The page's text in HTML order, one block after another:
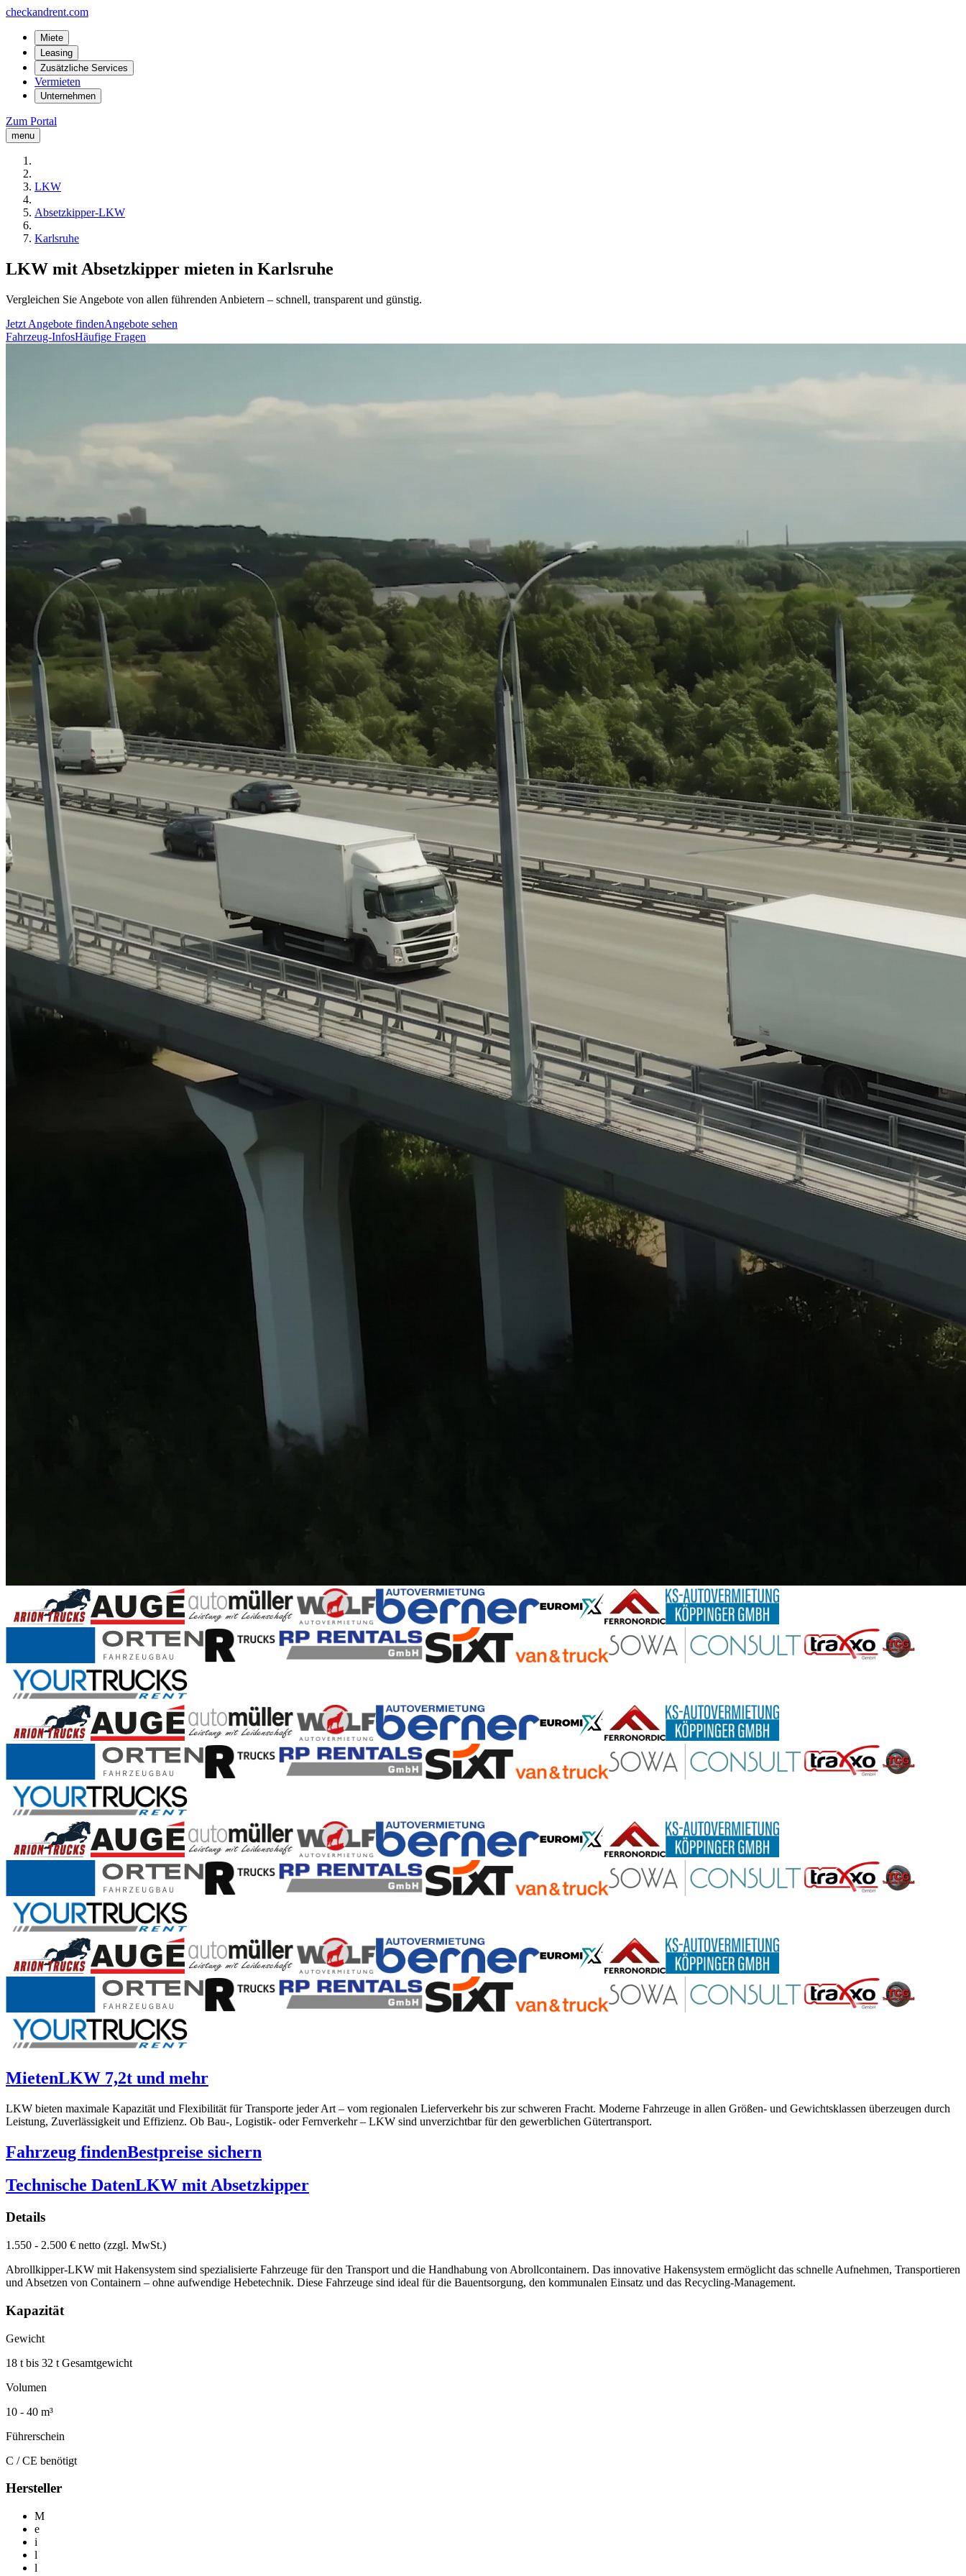
checkandrent.com
Miete
Leasing
Zusätzliche Services
Vermieten
Unternehmen
Zum Portal
menu
LKW
Absetzkipper-LKW
Karlsruhe
LKW mit Absetzkipper mieten in Karlsruhe
Vergleichen Sie Angebote von allen führenden Anbietern – schnell, transparent und günstig.
Jetzt Angebote findenAngebote sehen
Fahrzeug-InfosHäufige Fragen
MietenLKW 7,2t und mehr
LKW bieten maximale Kapazität und Flexibilität für Transporte jeder Art – vom regionalen Lieferverkehr bis zur schweren Fracht. Moderne Fahrzeuge in allen Größen- und Gewichtsklassen überzeugen durch
Leistung, Zuverlässigkeit und Effizienz. Ob Bau-, Logistik- oder Fernverkehr – LKW sind unverzichtbar für den gewerblichen Gütertransport.
Fahrzeug findenBestpreise sichern
Technische DatenLKW mit Absetzkipper
Details
1.550 - 2.500 € netto (zzgl. MwSt.)
Abrollkipper-LKW mit Hakensystem sind spezialisierte Fahrzeuge für den Transport und die Handhabung von Abrollcontainern. Das innovative Hakensystem ermöglicht das schnelle Aufnehmen, Transportieren
und Absetzen von Containern – ohne aufwendige Hebetechnik. Diese Fahrzeuge sind ideal für die Bauentsorgung, den kommunalen Einsatz und das Recycling-Management.
Kapazität
Gewicht
18 t bis 32 t Gesamtgewicht
Volumen
10 - 40 m³
Führerschein
C / CE benötigt
Hersteller
M
e
i
l
l